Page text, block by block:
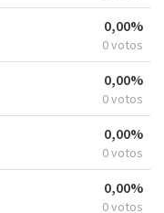
0,00%
0 votos
0,00%
0 votos
0,00%
0 votos
0,00%
0 votos